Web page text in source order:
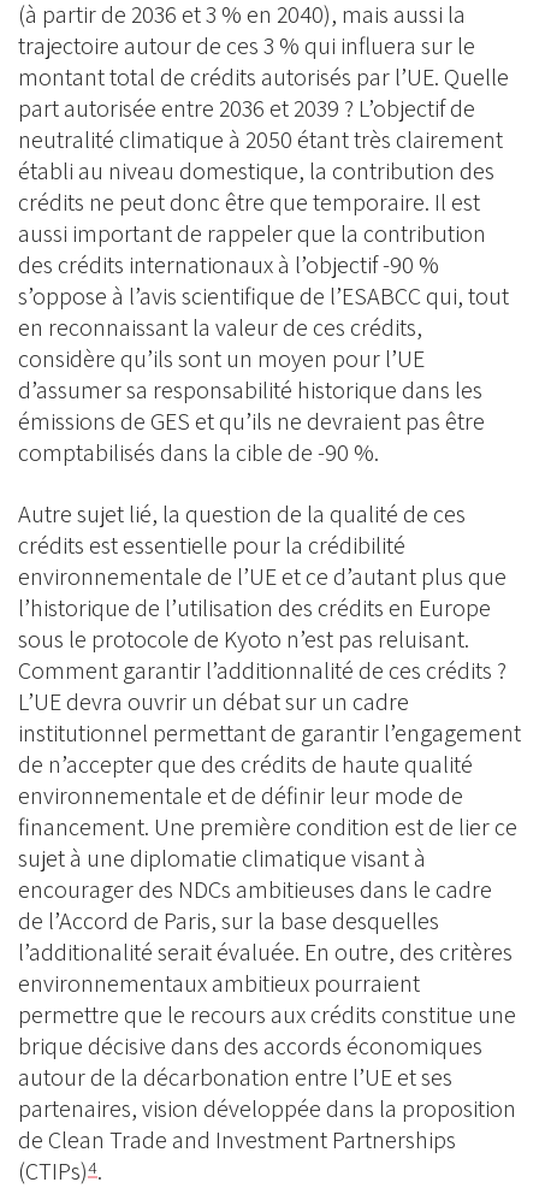
(à partir de 2036 et 3 % en 2040), mais aussi la
trajectoire autour de ces 3 % qui influera sur le
montant total de crédits autorisés par l’UE. Quelle
part autorisée entre 2036 et 2039 ? L’objectif de
neutralité climatique à 2050 étant très clairement
établi au niveau domestique, la contribution des
crédits ne peut donc être que temporaire. Il est
aussi important de rappeler que la contribution
des crédits internationaux à l’objectif -90 %
s’oppose à l’avis scientifique de l’ESABCC qui, tout
en reconnaissant la valeur de ces crédits,
considère qu’ils sont un moyen pour l’UE
d’assumer sa responsabilité historique dans les
émissions de GES et qu’ils ne devraient pas être
comptabilisés dans la cible de -90 %.
Autre sujet lié, la question de la qualité de ces
crédits est essentielle pour la crédibilité
environnementale de l’UE et ce d’autant plus que
l’historique de l’utilisation des crédits en Europe
sous le protocole de Kyoto n’est pas reluisant.
Comment garantir l’additionnalité de ces crédits ?
L’UE devra ouvrir un débat sur un cadre
institutionnel permettant de garantir l’engagement
de n’accepter que des crédits de haute qualité
environnementale et de définir leur mode de
financement. Une première condition est de lier ce
sujet à une diplomatie climatique visant à
encourager des NDCs ambitieuses dans le cadre
de l’Accord de Paris, sur la base desquelles
l’additionalité serait évaluée. En outre, des critères
environnementaux ambitieux pourraient
permettre que le recours aux crédits constitue une
brique décisive dans des accords économiques
autour de la décarbonation entre l’UE et ses
partenaires, vision développée dans la proposition
de Clean Trade and Investment Partnerships
(CTIPs)4.